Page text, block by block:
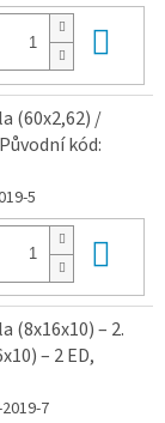
(60x2,62) /
kód:
5
(8x16x10) – 2.
– 2 ED,
7